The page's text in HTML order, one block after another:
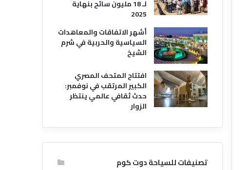
لـ 18 مليون سائح بنهاية
2025
أشهر الاتفاقات والمعاهدات
السياسية والحربية في شرم
الشيخ
افتتاح المتحف المصري
الكبير المرتقب في نوفمبر:
حدث ثقافي عالمي ينتظر
الزوار
تصنيفات للسياحة دوت كوم